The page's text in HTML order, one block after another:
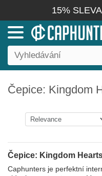
15%
Čepice: Kingdom
Čepice: Kingdom
Caphunters je perfektní